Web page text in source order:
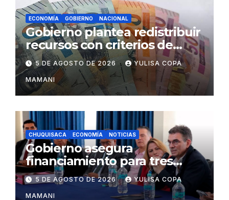
ECONOMÍA GOBIERNO NACIONAL
Gobierno plantea redistribuir
recursos con criterios de
eficiencia y esfuerzo fiscal
5 DE AGOSTO DE 2026 YULISA COPA
MAMANI
CHUQUISACA ECONOMÍA NOTICIAS
Gobierno asegura
financiamiento para tres
proyectos estratégicos de
Chuquisaca
5 DE AGOSTO DE 2026 YULISA COPA
MAMANI